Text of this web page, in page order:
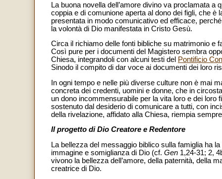
La buona novella dell’amore divino va proclamata
coppia e di comunione aperta al dono dei figli, che
presentata in modo comunicativo ed efficace,
la volontà di Dio manifestata in Cristo Gesù.
Circa il richiamo delle fonti bibliche su matrimonio e
Così pure per i documenti del Magistero sembra
Chiesa, integrandoli con alcuni testi del Pontificio
Sinodo il compito di dar voce ai documenti dei loro
In ogni tempo e nelle più diverse culture non è mai
concreta dei credenti, uomini e donne, che in
un dono incommensurabile per la vita loro e dei loro
sostenuto dal desiderio di comunicare a tutti, con
della rivelazione, affidato alla Chiesa, riempia
Il progetto di Dio Creatore e Redentore
La bellezza del messaggio biblico sulla famiglia ha
immagine e somiglianza di Dio (cf. Gen 1,24-31; 2,
vivono la bellezza dell’amore, della paternità, della
creatrice di Dio.